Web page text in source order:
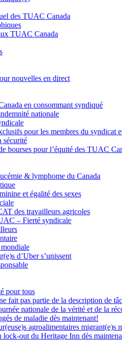
des TUAC Canada
TUAC Canada
nouvelles en direct
en consommant syndiqué
nationale
pour les membres du syndicat
sécurité
bourses pour l’équité des TUAC
& lymphome du Canada
et égalité des sexes
des travailleurs agricoles
– Fierté syndicale
d’Uber s’unissent
pour tous
fait pas partie de la description de
nationale de la vérité et de la
de maladie dès maintenant!
agroalimentaires migrant(e)s
lock-out du Heritage Inn dès